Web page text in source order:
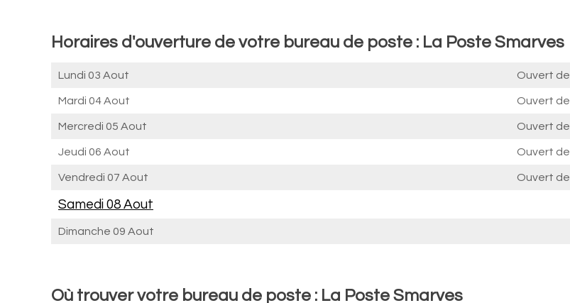
Horaires d'ouverture de votre bureau de poste : La Poste Smarves
Lundi 03 Aout Ouvert de
Mardi 04 Aout Ouvert de
Mercredi 05 Aout Ouvert de
Jeudi 06 Aout Ouvert de
Vendredi 07 Aout Ouvert de
Samedi 08 Aout
Dimanche 09 Aout
Où trouver votre bureau de poste : La Poste Smarves